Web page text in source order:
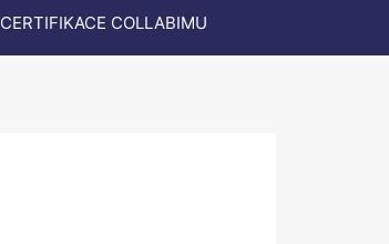
CERTIFIKACE COLLABIMU